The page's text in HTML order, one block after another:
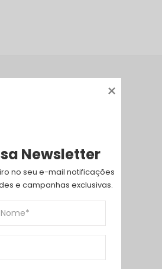
Litígios
de setembro de 2026
Newsletter
no seu e-mail notificações
e campanhas exclusivas.